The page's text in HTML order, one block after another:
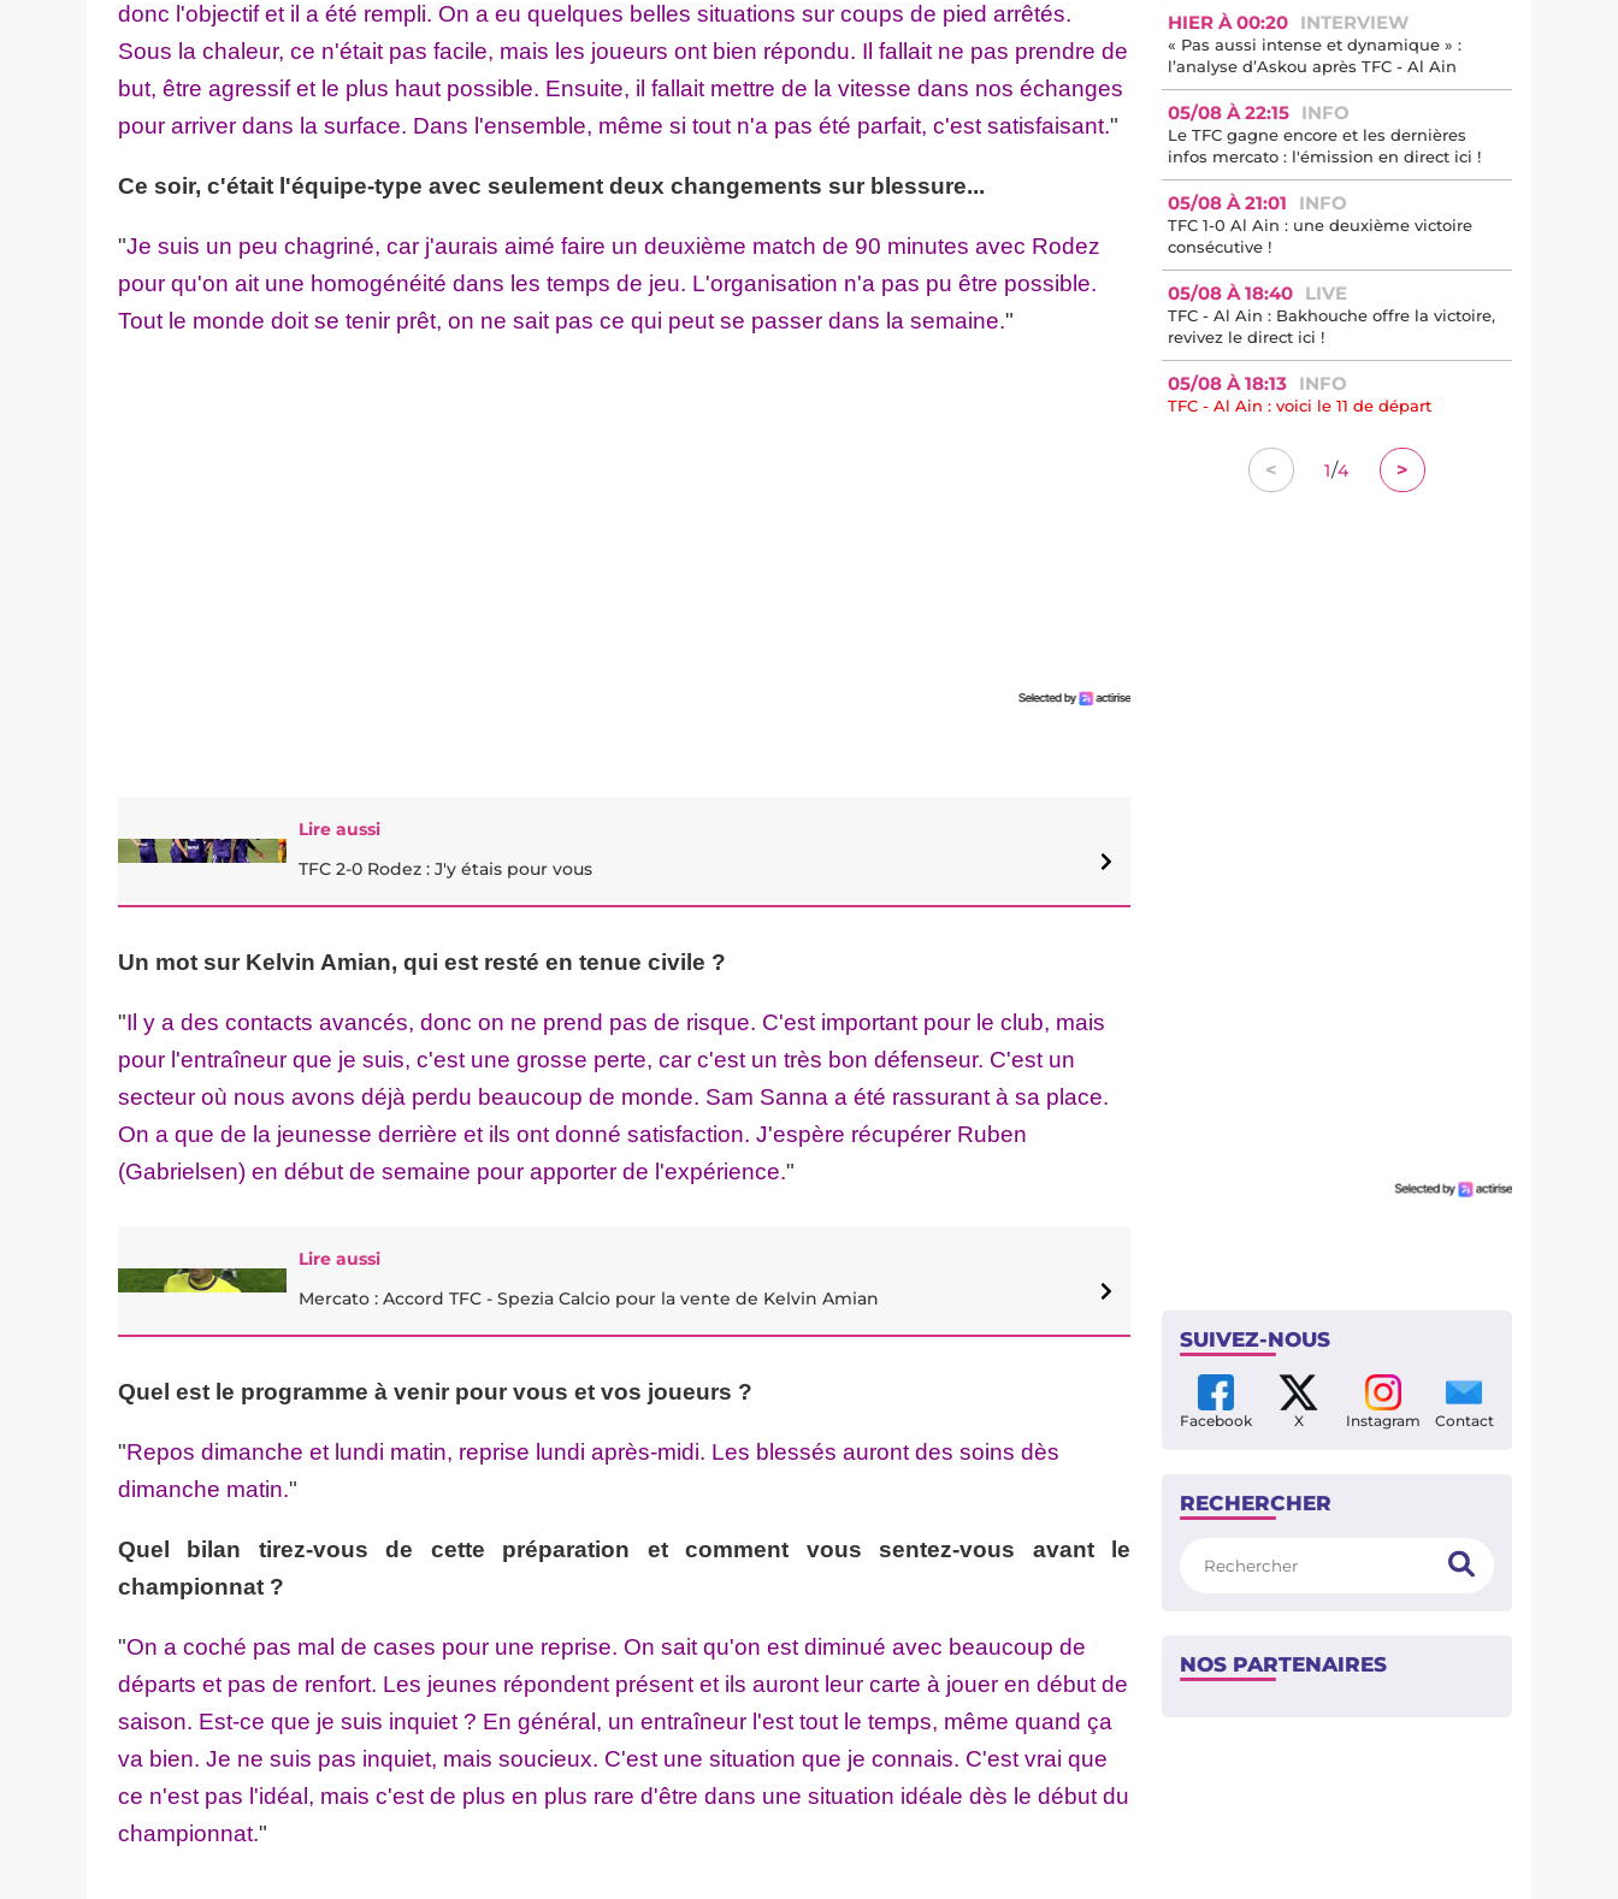
donc l'objectif et il a été rempli. On a eu quelques belles situations sur coups de pied arrêtés.
Sous la chaleur, ce n'était pas facile, mais les joueurs ont bien répondu. Il fallait ne pas prendre de
but, être agressif et le plus haut possible. Ensuite, il fallait mettre de la vitesse dans nos échanges
pour arriver dans la surface. Dans l'ensemble, même si tout n'a pas été parfait, c'est satisfaisant."
Ce soir, c'était l'équipe-type avec seulement deux changements sur blessure...
"Je suis un peu chagriné, car j'aurais aimé faire un deuxième match de 90 minutes avec Rodez
pour qu'on ait une homogénéité dans les temps de jeu. L'organisation n'a pas pu être possible.
Tout le monde doit se tenir prêt, on ne sait pas ce qui peut se passer dans la semaine."
Lire aussi
TFC 2-0 Rodez : J'y étais pour vous
Un mot sur Kelvin Amian, qui est resté en tenue civile ?
"Il y a des contacts avancés, donc on ne prend pas de risque. C'est important pour le club, mais
pour l'entraîneur que je suis, c'est une grosse perte, car c'est un très bon défenseur. C'est un
secteur où nous avons déjà perdu beaucoup de monde. Sam Sanna a été rassurant à sa place.
On a que de la jeunesse derrière et ils ont donné satisfaction. J'espère récupérer Ruben
(Gabrielsen) en début de semaine pour apporter de l'expérience."
Lire aussi
Mercato : Accord TFC - Spezia Calcio pour la vente de Kelvin Amian
Quel est le programme à venir pour vous et vos joueurs ?
"Repos dimanche et lundi matin, reprise lundi après-midi. Les blessés auront des soins dès
dimanche matin."
Quel bilan tirez-vous de cette préparation et comment vous sentez-vous avant le
championnat ?
"On a coché pas mal de cases pour une reprise. On sait qu'on est diminué avec beaucoup de
départs et pas de renfort. Les jeunes répondent présent et ils auront leur carte à jouer en début de
saison. Est-ce que je suis inquiet ? En général, un entraîneur l'est tout le temps, même quand ça
va bien. Je ne suis pas inquiet, mais soucieux. C'est une situation que je connais. C'est vrai que
ce n'est pas l'idéal, mais c'est de plus en plus rare d'être dans une situation idéale dès le début du
championnat."
HIER À 00:20 INTERVIEW
« Pas aussi intense et dynamique » :
l’analyse d’Askou après TFC - Al Ain
05/08 À 22:15 INFO
Le TFC gagne encore et les dernières
infos mercato : l'émission en direct ici !
05/08 À 21:01 INFO
TFC 1-0 Al Ain : une deuxième victoire
consécutive !
05/08 À 18:40 LIVE
TFC - Al Ain : Bakhouche offre la victoire,
revivez le direct ici !
05/08 À 18:13 INFO
TFC - Al Ain : voici le 11 de départ
< 1/4 >
SUIVEZ-NOUS
Facebook X Instagram Contact
RECHERCHER
NOS PARTENAIRES